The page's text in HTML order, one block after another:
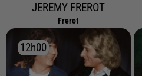
JEREMY FREROT
Frerot
12h00
12h00